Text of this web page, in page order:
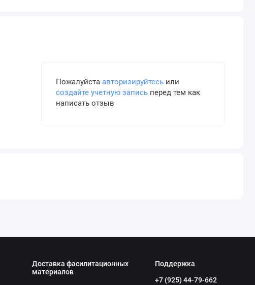
Пожалуйста авторизируйтесьили
создайте учетную записьперед тем как
написать отзыв
Доставка фасилитационных
материалов
Поддержка
+7 (925) 44-79-662